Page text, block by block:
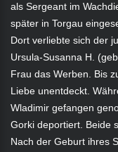
als Sergeant im
später in Torgau
Dort verliebte sich der
Ursula-Susanna H.
Frau das Werben. Bis
Liebe unentdeckt.
Wladimir gefangen
Gorki deportiert. Beide
Nach der Geburt ihres